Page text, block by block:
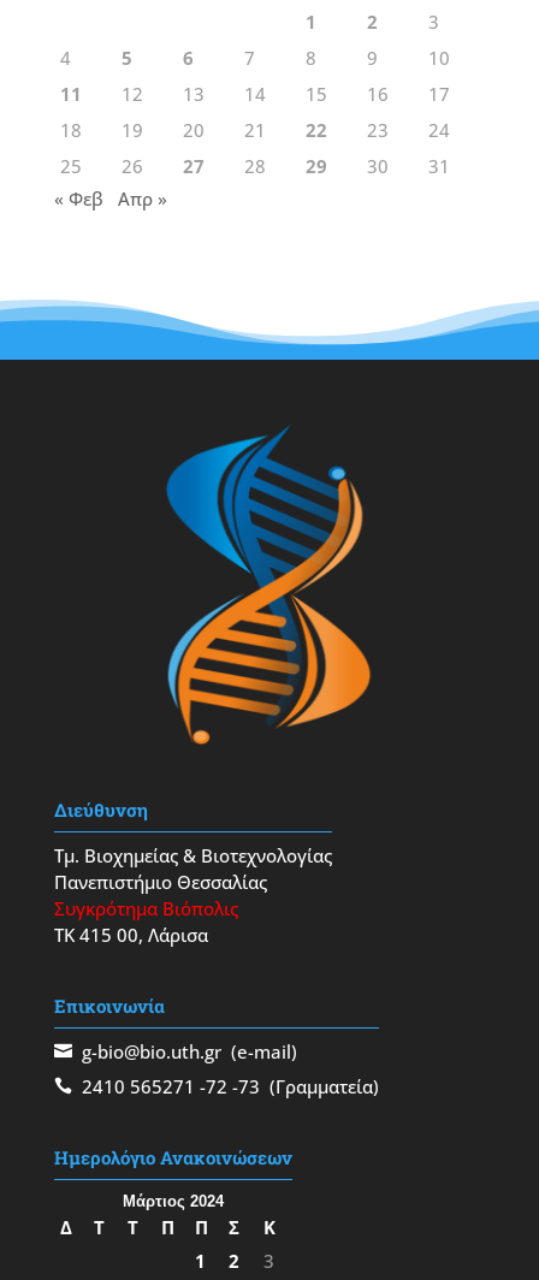
1
2
3
4
5 6 7 8 9
10
11
12 13 14 15 16
17
18
19 20 21 22 23
24
25
26 27 28 29 30
31
« Φεβ
Απρ »
Διεύθυνση
Τμ. Βιοχημείας & Βιοτεχνολογίας
Πανεπιστήμιο Θεσσαλίας
Συγκρότημα Βιόπολις
ΤΚ 415 00, Λάρισα
Επικοινωνία
g-bio@bio.uth.gr(e-mail)
2410 565271 -72 -73 (Γραμματεία)
Ημερολόγιο Ανακοινώσεων
Μάρτιος 2024
Δ Τ Τ Π Π Σ
Κ
1
2 3